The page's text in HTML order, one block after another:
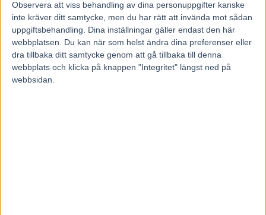
Observera att viss behandling av dina personuppgifter kanske
inte kräver ditt samtycke, men du har rätt att invända mot sådan
uppgiftsbehandling. Dina inställningar gäller endast den här
webbplatsen. Du kan när som helst ändra dina preferenser eller
dra tillbaka ditt samtycke genom att gå tillbaka till denna
webbplats och klicka på knappen "Integritet" längst ned på
webbsidan.
Föregående artikel
Borups Victory möter Don
Fanucci Zet på Solvalla
Nästa artikel
Inför V85 ÅBY: Branta